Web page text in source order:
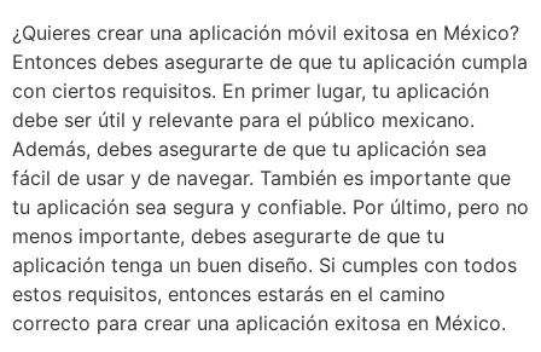
¿Quieres crear una aplicación móvil exitosa en México?
Entonces debes asegurarte de que tu aplicación cumpla
con ciertos requisitos. En primer lugar, tu aplicación
debe ser útil y relevante para el público mexicano.
Además, debes asegurarte de que tu aplicación sea
fácil de usar y de navegar. También es importante que
tu aplicación sea segura y confiable. Por último, pero no
menos importante, debes asegurarte de que tu
aplicación tenga un buen diseño. Si cumples con todos
estos requisitos, entonces estarás en el camino
correcto para crear una aplicación exitosa en México.